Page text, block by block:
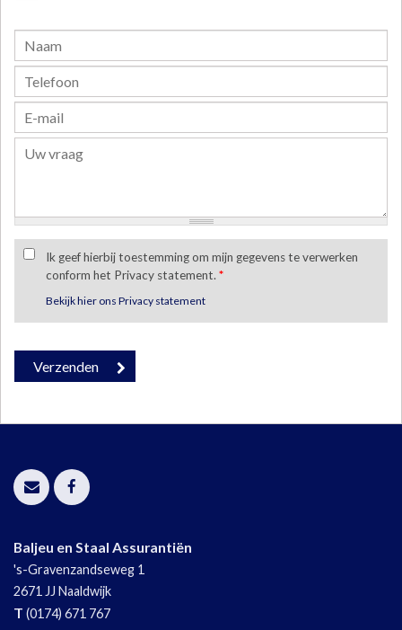
Ik geef hierbij toestemming om mijn gegevens te verwerken
conform het Privacy statement. *
Bekijk hier ons Privacy statement
Baljeu en Staal Assurantiën
's-Gravenzandseweg 1
2671 JJ Naaldwijk
T (0174) 671 767